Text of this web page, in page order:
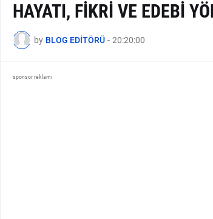
HAYATI, FİKRİ VE EDEBİ
by BLOG EDİTÖRÜ - 20:20:00
sponsor reklamı